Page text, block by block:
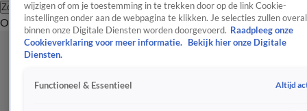
Zoeken
OverzichtEntertainmentSpraakmakendRealityCrimeVideo's
wijzigen of om je toestemming in te trekken door op de link Cookie-
instellingen onder aan de webpagina te klikken. Je selecties zullen overal
binnen onze Digitale Diensten worden doorgevoerd. Raadpleeg onze
Cookieverklaring voor meer informatie.
Bekijk hier onze Digitale
Diensten.
Functioneel & Essentieel Altijd